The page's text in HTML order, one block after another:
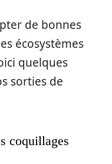
de bonnes
écosystèmes
quelques
sorties de
coquillages